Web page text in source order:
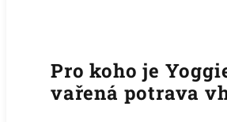
Pro koho je
vařená potrava